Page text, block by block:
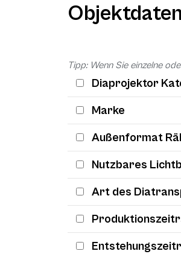
Objektdaten
Tipp: Wenn Sie einzelne
Diaprojektor
Marke
Außenformat
Nutzbares
Art des